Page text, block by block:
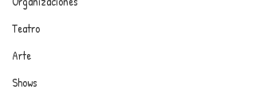
PARA MÁS INFORMACIÓN:
dinamicaseltrendytop@gmail.com
Teatro
Arte
Shows